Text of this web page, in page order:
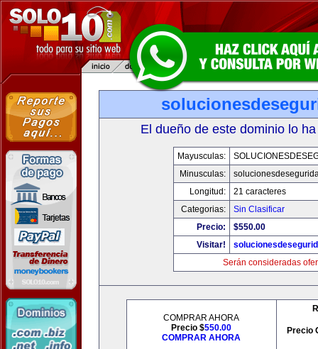
El dueño de este dominio lo
Mayusculas:
Minusculas:
Longitud:
21 caracteres
Categorias:
Sin Clasificar
Precio:
$550.00
Visitar!
Serán consideradas
COMPRAR AHORA
Precio $550.00
COMPRAR AHORA
Precio